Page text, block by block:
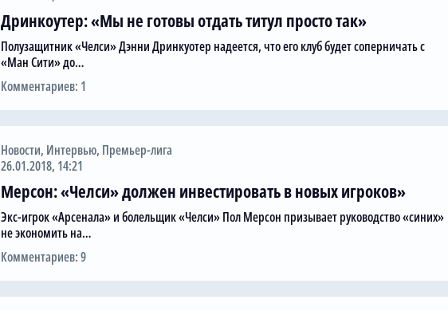
Дринкоутер: «Мы не готовы отдать титул просто так»
Полузащитник «Челси» Дэнни Дринкуотер надеется, что его клуб будет соперничать с
«Ман Сити» до…
Комментариев: 1
Новости, Интервью, Премьер-лига
26.01.2018, 14:21
Мерсон: «Челси» должен инвестировать в новых игроков»
Экс-игрок «Арсенала» и болельщик «Челси» Пол Мерсон призывает руководство «синих»
не экономить на…
Комментариев: 9